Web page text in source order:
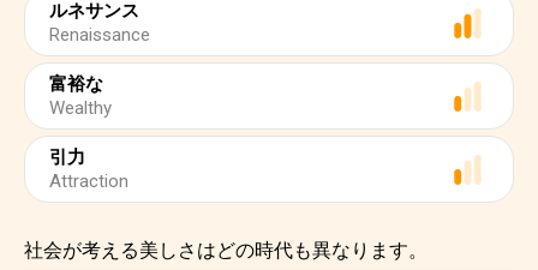
ルネサンス
Renaissance
富裕な
Wealthy
引力
Attraction
社会が考える美しさはどの時代も異なります。